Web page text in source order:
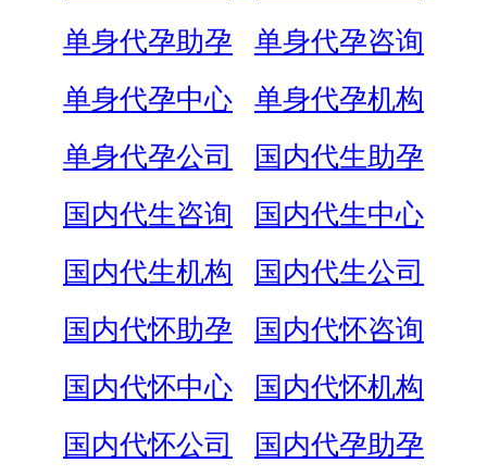
单身代孕助孕
单身代孕咨询
单身代孕中心
单身代孕机构
单身代孕公司
国内代生助孕
国内代生咨询
国内代生中心
国内代生机构
国内代生公司
国内代怀助孕
国内代怀咨询
国内代怀中心
国内代怀机构
国内代怀公司
国内代孕助孕